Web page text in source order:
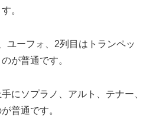
。
ユーフォ、2列目はトランペッ
が普通です。
にソプラノ、アルト、テナー、
普通です。